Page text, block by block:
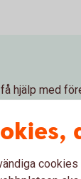
hjälp med
44 33